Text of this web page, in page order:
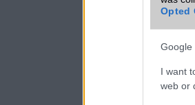
Opted
Google
I want
web or